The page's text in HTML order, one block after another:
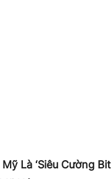
Là ‘Siêu Cường